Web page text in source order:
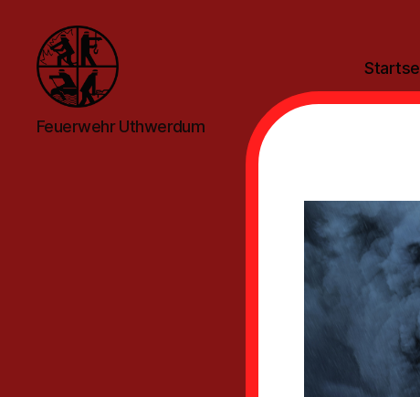
Feuerwehr
Uthwerdum
Feuerwehr Uthwerdum